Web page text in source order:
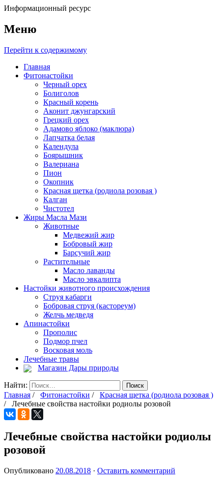
Информационный ресурс
Меню
Перейти к содержимому
Главная
Фитонастойки
Черный орех
Болиголов
Красный корень
Аконит джунгарский
Грецкий орех
Адамово яблоко (маклюра)
Лапчатка белая
Календула
Боярышник
Валериана
Пион
Окопник
Красная щетка (родиола розовая )
Калган
Чистотел
Жиры Масла Мази
Животные
Медвежий жир
Бобровый жир
Барсучий жир
Растительные
Масло лаванды
Масло эвкалипта
Настойки животного происхождения
Струя кабарги
Бобровая струя (кастореум)
Желчь медведя
Апинастойки
Прополис
Подмор пчел
Восковая моль
Лечебные травы
Магазин Дары природы
Найти:
Главная / Фитонастойки / Красная щетка (родиола розовая )
/ Лечебные свойства настойки родиолы розовой
Лечебные свойства настойки родиолы
розовой
Опубликовано 20.08.2018 · Оставить комментарий